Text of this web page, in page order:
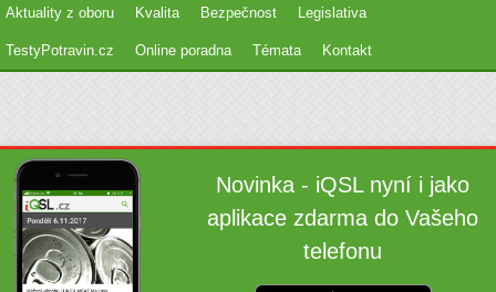
Aktuality z oboru Kvalita Bezpečnost Legislativa
TestyPotravin.cz Online poradna Témata Kontakt
Novinka - iQSL nyní i jako
aplikace zdarma do Vašeho
telefonu